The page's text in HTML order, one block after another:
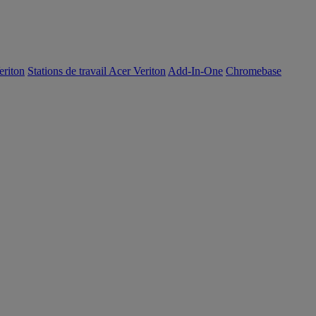
Stations de travail Acer Veriton Add-In-One Chromebase